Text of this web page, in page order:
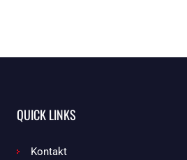
QUICK LINKS
Kontakt